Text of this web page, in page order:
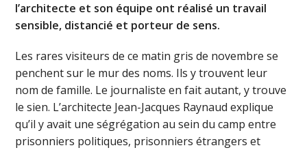
l’architecte et son équipe ont réalisé un travail
sensible, distancié et porteur de sens.
Les rares visiteurs de ce matin gris de novembre se
penchent sur le mur des noms. Ils y trouvent leur
nom de famille. Le journaliste en fait autant, y trouve
le sien. L’architecte Jean-Jacques Raynaud explique
qu’il y avait une ségrégation au sein du camp entre
prisonniers politiques, prisonniers étrangers et